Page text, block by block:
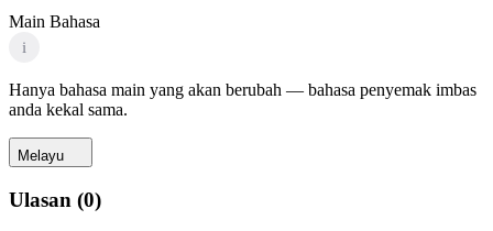
Main Bahasa
i
Hanya bahasa main yang akan berubah — bahasa penyemak imbas
anda kekal sama.
Melayu
Ulasan (0)